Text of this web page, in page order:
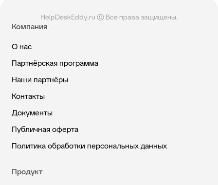
HelpDeskEddy.ru © Все права защищены.
Компания
О нас
Партнёрская программа
Наши партнёры
Контакты
Документы
Публичная оферта
Политика обработки персональных данных
Продукт